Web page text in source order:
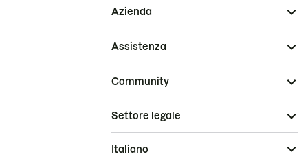
Azienda
Assistenza
Community
Settore legale
Italiano